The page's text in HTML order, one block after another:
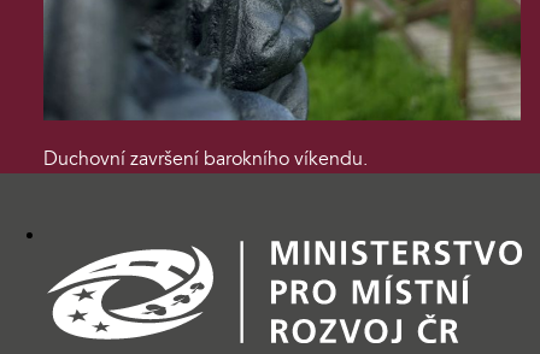
Duchovní završení barokního víkendu.